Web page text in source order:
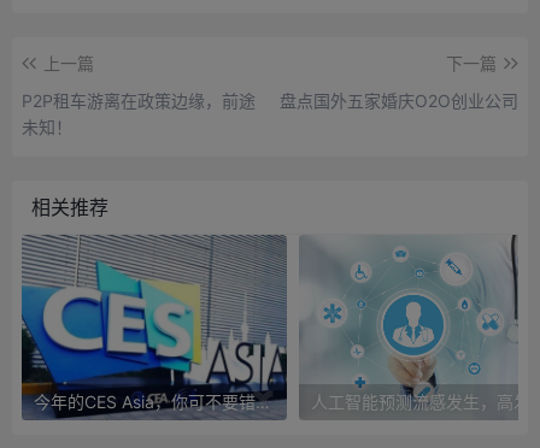
上一篇
P2P租车游离在政策边缘，前途
未知！
下一篇
盘点国外五家婚庆O2O创业公司
相关推荐
今年的CES Asia，你可不要错过这些自动驾驶看点